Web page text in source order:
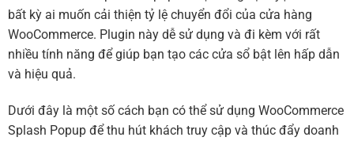
bất kỳ ai muốn cải thiện tỷ lệ chuyển đổi của cửa hàng
WooCommerce. Plugin này dễ sử dụng và đi kèm với rất
nhiều tính năng để giúp bạn tạo các cửa sổ bật lên hấp dẫn
và hiệu quả.
Dưới đây là một số cách bạn có thể sử dụng WooCommerce
Splash Popup để thu hút khách truy cập và thúc đẩy doanh